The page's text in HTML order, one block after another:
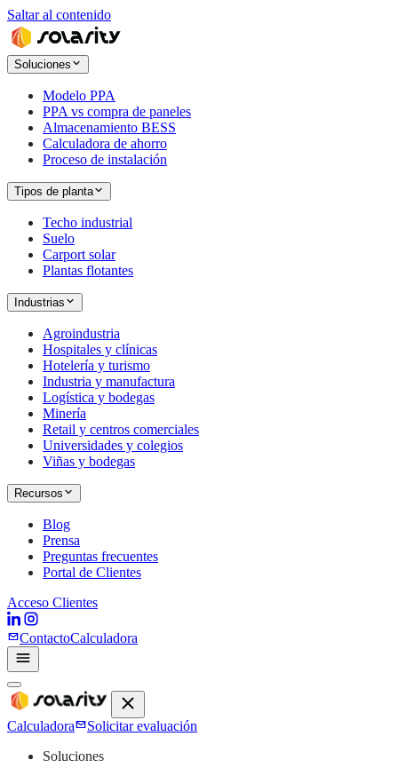
Saltar al contenido
Soluciones
Modelo PPA
PPA vs compra de paneles
Almacenamiento BESS
Calculadora de ahorro
Proceso de instalación
Tipos de planta
Techo industrial
Suelo
Carport solar
Plantas flotantes
Industrias
Agroindustria
Hospitales y clínicas
Hotelería y turismo
Industria y manufactura
Logística y bodegas
Minería
Retail y centros comerciales
Universidades y colegios
Viñas y bodegas
Recursos
Blog
Prensa
Preguntas frecuentes
Portal de Clientes
Acceso Clientes
ContactoCalculadora
Calculadora
Solicitar evaluación
Soluciones